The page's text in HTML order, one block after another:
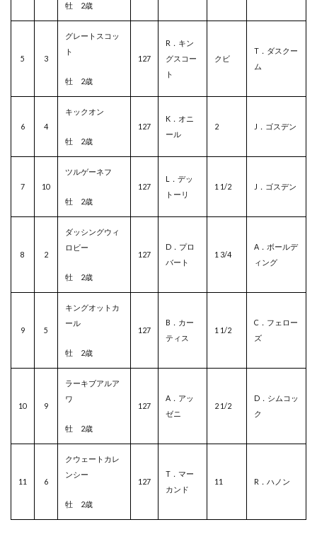
牡 2歳
5 3
グレートスコッ
ト
牡 2歳
127
R．キン
グスコー
ト
クビ
T．ダスクー
ム
6 4
キックオン
牡 2歳
127
K．オニ
ール
2 J．ゴスデン
7 10
ツルゲーネフ
牡 2歳
127
L．デッ
トーリ
1 1/2 J．ゴスデン
8 2
ダッシングウィ
ロビー
牡 2歳
127
D．プロ
バート
1 3/4
A．ボールデ
ィング
9 5
キングオットカ
ール
牡 2歳
127
B．カー
ティス
1 1/2
C．フェロー
ズ
10 9
ラーキブアルア
ワ
牡 2歳
127
A．アッ
ゼニ
2 1/2
D．シムコッ
ク
11 6
クウェートカレ
ンシー
牡 2歳
127
T．マー
カンド
11 R．ハノン